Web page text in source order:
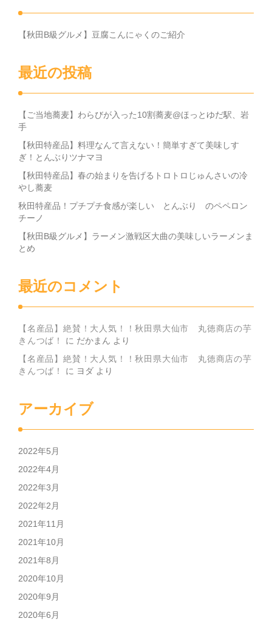
【秋田B級グルメ】豆腐こんにゃくのご紹介
最近の投稿
【ご当地蕎麦】わらびが入った10割蕎麦@ほっとゆだ駅、岩
手
【秋田特産品】料理なんて言えない！簡単すぎて美味しす
ぎ！とんぶりツナマヨ
【秋田特産品】春の始まりを告げるトロトロじゅんさいの冷
やし蕎麦
秋田特産品！プチプチ食感が楽しい とんぶり のペペロン
チーノ
【秋田B級グルメ】ラーメン激戦区大曲の美味しいラーメンま
とめ
最近のコメント
【名産品】絶賛！大人気！！秋田県大仙市 丸徳商店の芋
きんつば！
に だかまん より
【名産品】絶賛！大人気！！秋田県大仙市 丸徳商店の芋
きんつば！
に ヨダ より
アーカイブ
2022年5月
2022年4月
2022年3月
2022年2月
2021年11月
2021年10月
2021年8月
2020年10月
2020年9月
2020年6月